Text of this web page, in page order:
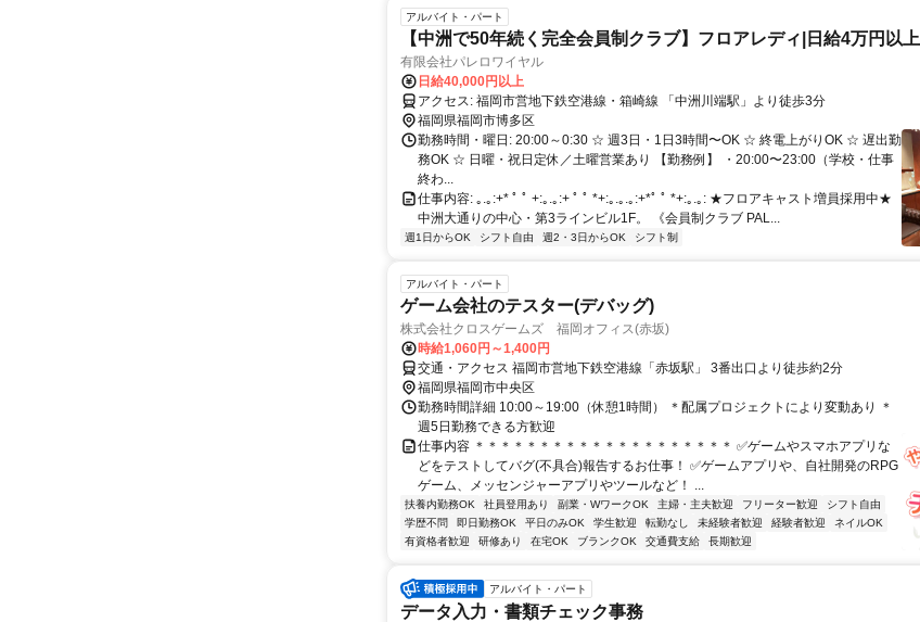
アルバイト・パート
【中洲で50年続く完全会員制クラブ】フロアレディ|日給4万円以上
有限会社パレロワイヤル
日給40,000円以上
アクセス: 福岡市営地下鉄空港線・箱崎線 「中洲川端駅」より徒歩3分
福岡県福岡市博多区
勤務時間・曜日: 20:00～0:30 ☆ 週3日・1日3時間〜OK ☆ 終電上がりOK ☆ 遅出勤
務OK ☆ 日曜・祝日定休／土曜営業あり 【勤務例】 ・20:00〜23:00（学校・仕事
終わ...
仕事内容: ｡.｡:+* ﾟ ﾟ +:｡.｡:+ ﾟ ﾟ *+:｡.｡.｡:+*ﾟ ﾟ *+:｡.｡: ★フロアキャスト増員採用中★
中洲大通りの中心・第3ラインビル1F。 《会員制クラブ PAL...
週1日からOK シフト自由 週2・3日からOK シフト制
アルバイト・パート
ゲーム会社のテスター(デバッグ)
株式会社クロスゲームズ 福岡オフィス(赤坂)
時給1,060円～1,400円
交通・アクセス 福岡市営地下鉄空港線「赤坂駅」 3番出口より徒歩約2分
福岡県福岡市中央区
勤務時間詳細 10:00～19:00（休憩1時間） ＊配属プロジェクトにより変動あり ＊
週5日勤務できる方歓迎
仕事内容 ＊＊＊＊＊＊＊＊＊＊＊＊＊＊＊＊＊＊＊＊ ✅ゲームやスマホアプリな
どをテストしてバグ(不具合)報告するお仕事！ ✅ゲームアプリや、自社開発のRPG
ゲーム、メッセンジャーアプリやツールなど！ ...
扶養内勤務OK 社員登用あり 副業・WワークOK 主婦・主夫歓迎 フリーター歓迎
シフト自由
学歴不問
即日勤務OK 平日のみOK 学生歓迎 転勤なし 未経験者歓迎 経験者歓迎
ネイルOK
有資格者歓迎
研修あり 在宅OK ブランクOK 交通費支給 長期歓迎
アルバイト・パート
データ入力・書類チェック事務